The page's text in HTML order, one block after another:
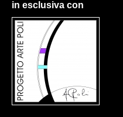
in esclusiva con